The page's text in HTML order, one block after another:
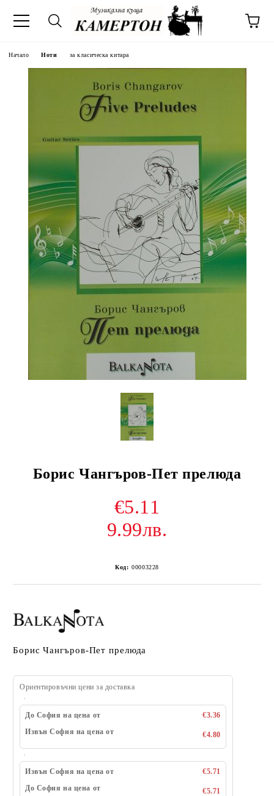
Начало Ноти за класическа китара
Борис Чангъров-Пет прелюда
€5.11
9.99лв.
Код: 00003228
Борис Чангъров-Пет прелюда
Ориентировъчни цени за доставка
До София на цена от
€3.36
Извън София на цена от
€4.80
Извън София на цена от
€5.71
До София на цена от
€5.71